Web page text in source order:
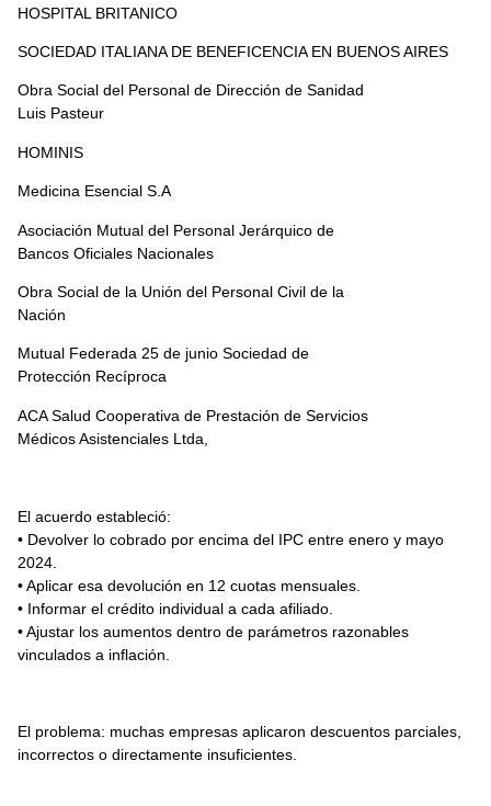
HOSPITAL BRITANICO
SOCIEDAD ITALIANA DE BENEFICENCIA EN BUENOS AIRES
Obra Social del Personal de Dirección de Sanidad
Luis Pasteur
HOMINIS
Medicina Esencial S.A
Asociación Mutual del Personal Jerárquico de
Bancos Oficiales Nacionales
Obra Social de la Unión del Personal Civil de la
Nación
Mutual Federada 25 de junio Sociedad de
Protección Recíproca
ACA Salud Cooperativa de Prestación de Servicios
Médicos Asistenciales Ltda,
El acuerdo estableció:
• Devolver lo cobrado por encima del IPC entre enero y mayo
2024.
• Aplicar esa devolución en 12 cuotas mensuales.
• Informar el crédito individual a cada afiliado.
• Ajustar los aumentos dentro de parámetros razonables
vinculados a inflación.
El problema: muchas empresas aplicaron descuentos parciales,
incorrectos o directamente insuficientes.